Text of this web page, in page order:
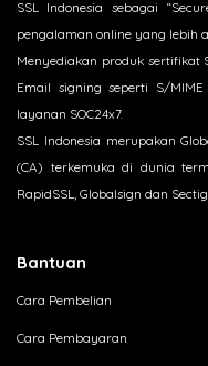
SSL Indonesia sebagai
pengalaman online yang lebih
Menyediakan produk sertifikat
Email signing seperti S/
layanan SOC24x7.
SSL Indonesia merupakan
(CA) terkemuka di dunia
RapidSSL, Globalsign dan
Bantuan
Cara Pembelian
Cara Pembayaran